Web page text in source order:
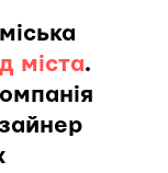
міста.